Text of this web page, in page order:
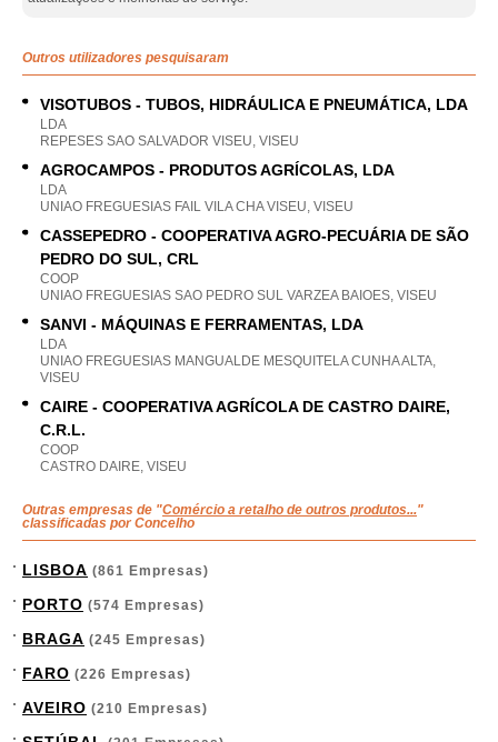
Outros utilizadores pesquisaram
VISOTUBOS - TUBOS, HIDRÁULICA E PNEUMÁTICA, LDA
LDA
REPESES SAO SALVADOR VISEU, VISEU
AGROCAMPOS - PRODUTOS AGRÍCOLAS, LDA
LDA
UNIAO FREGUESIAS FAIL VILA CHA VISEU, VISEU
CASSEPEDRO - COOPERATIVA AGRO-PECUÁRIA DE SÃO
PEDRO DO SUL, CRL
COOP
UNIAO FREGUESIAS SAO PEDRO SUL VARZEA BAIOES, VISEU
SANVI - MÁQUINAS E FERRAMENTAS, LDA
LDA
UNIAO FREGUESIAS MANGUALDE MESQUITELA CUNHA ALTA,
VISEU
CAIRE - COOPERATIVA AGRÍCOLA DE CASTRO DAIRE,
C.R.L.
COOP
CASTRO DAIRE, VISEU
Outras empresas de "Comércio a retalho de outros produtos..."
classificadas por Concelho
LISBOA (861 Empresas)
PORTO (574 Empresas)
BRAGA (245 Empresas)
FARO (226 Empresas)
AVEIRO (210 Empresas)